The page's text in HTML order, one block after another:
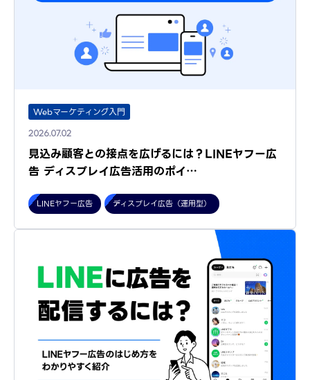
Webマーケティング入門
2026.07.02
見込み顧客との接点を広げるには？LINEヤフー広
告 ディスプレイ広告活用のポイ…
LINEヤフー広告 ディスプレイ広告（運用型）